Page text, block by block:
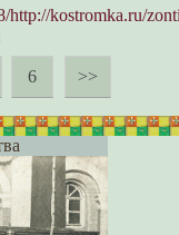
http://kostromka.ru/
6 >>